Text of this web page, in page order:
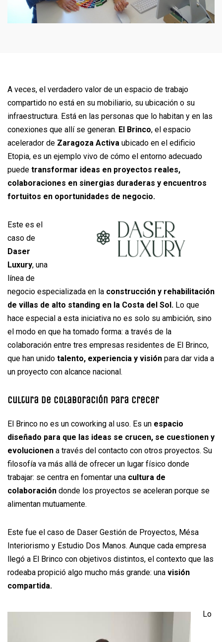
A veces, el verdadero valor de un espacio de trabajo
compartido no está en su mobiliario, su ubicación o su
infraestructura. Está en las personas que lo habitan y en las
conexiones que allí se generan. El Brinco, el espacio
acelerador de Zaragoza Activa ubicado en el edificio
Etopia, es un ejemplo vivo de cómo el entorno adecuado
puede transformar ideas en proyectos reales,
colaboraciones en sinergias duraderas y encuentros
fortuitos en oportunidades de negocio.
Este es el
caso de
Daser
Luxury, una
línea de
negocio especializada en la construcción y rehabilitación
de villas de alto standing en la Costa del Sol. Lo que
hace especial a esta iniciativa no es solo su ambición, sino
el modo en que ha tomado forma: a través de la
colaboración entre tres empresas residentes de El Brinco,
que han unido talento, experiencia y visión para dar vida a
un proyecto con alcance nacional.
Cultura de colaboración para crecer
El Brinco no es un coworking al uso. Es un espacio
diseñado para que las ideas se crucen, se cuestionen y
evolucionen a través del contacto con otros proyectos. Su
filosofía va más allá de ofrecer un lugar físico donde
trabajar: se centra en fomentar una cultura de
colaboración donde los proyectos se aceleran porque se
alimentan mutuamente.
Este fue el caso de Daser Gestión de Proyectos, Mésa
Interiorismo y Estudio Dos Manos. Aunque cada empresa
llegó a El Brinco con objetivos distintos, el contexto que las
rodeaba propició algo mucho más grande: una visión
compartida.
Lo